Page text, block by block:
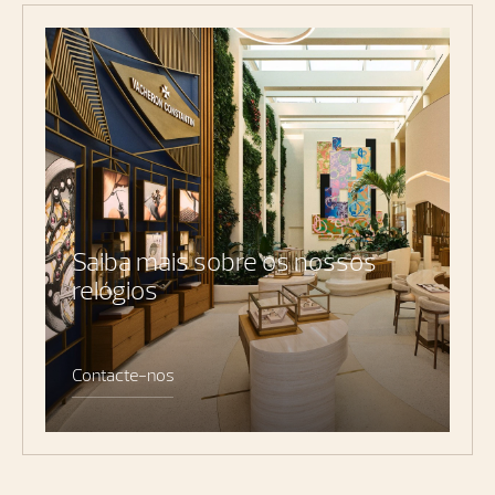
Saiba mais sobre os nossos
relógios
Contacte-nos